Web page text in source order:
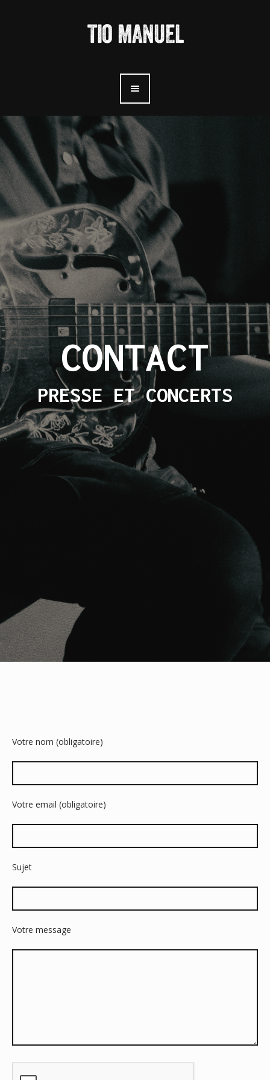
CONTACT
PRESSE ET CONCERTS
Votre nom (obligatoire)
Votre email (obligatoire)
Sujet
Votre message